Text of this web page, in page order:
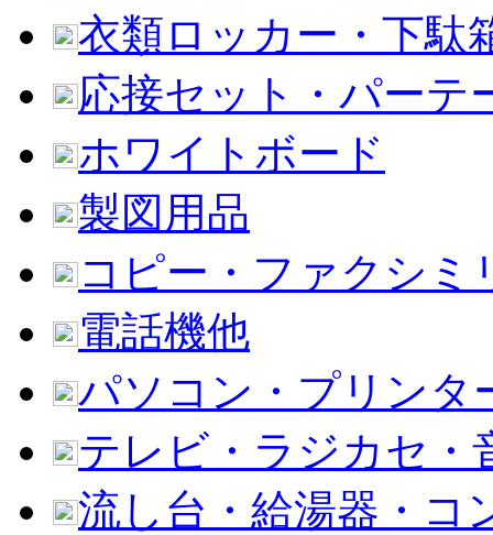
衣類ロッカー・下駄
応接セット・パーテ
ホワイトボード
製図用品
コピー・ファクシミ
電話機他
パソコン・プリンタ
テレビ・ラジカセ・
流し台・給湯器・コ